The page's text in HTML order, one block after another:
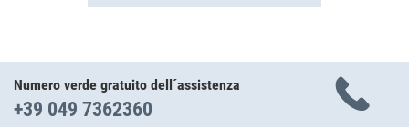
Numero verde gratuito dell´assistenza
+39 049 7362360